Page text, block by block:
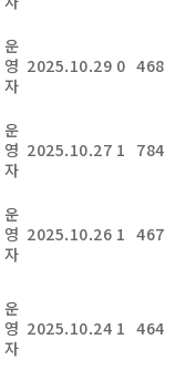
운
영
자
2025.10.29 0 468
운
영
자
2025.10.27 1 784
운
영
자
2025.10.26 1 467
운
영
자
2025.10.24 1 464